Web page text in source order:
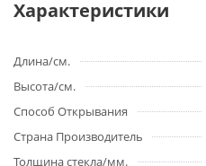
Характеристики
Длина/см.
Высота/см.
Способ Открывания
Страна Производитель
Толщина стекла/мм.